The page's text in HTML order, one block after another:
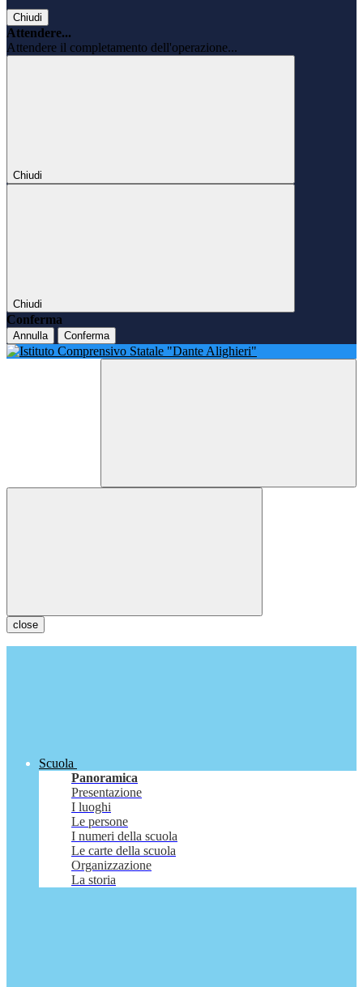
Chiudi
Attendere...
Attendere il completamento dell'operazione...
Chiudi
Chiudi
Conferma
Annulla Conferma
close
Scuola
Panoramica
Presentazione
I luoghi
Le persone
I numeri della scuola
Le carte della scuola
Organizzazione
La storia